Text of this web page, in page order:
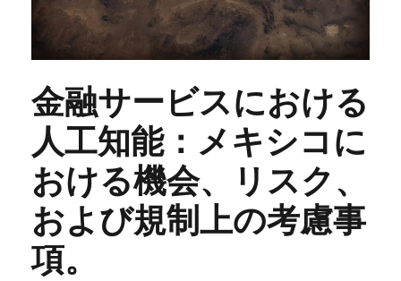
金融サービスにおける
人工知能：メキシコに
おける機会、リスク、
および規制上の考慮事
項。